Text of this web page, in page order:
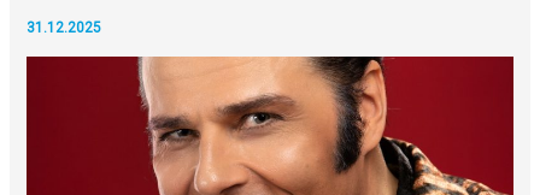
31.12.2025